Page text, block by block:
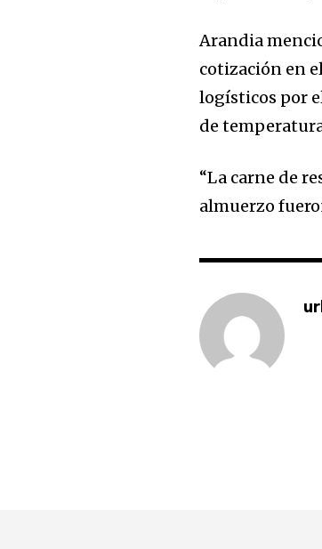
Arandia
cotización en
logísticos por
de
“La carne de
almuerzo